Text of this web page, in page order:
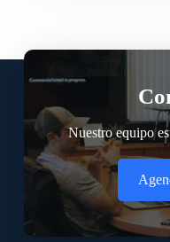
Nuestro equipo